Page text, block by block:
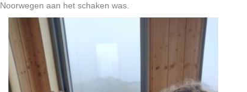
aan het schaken was.